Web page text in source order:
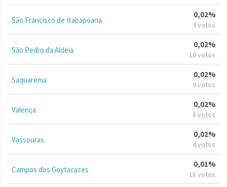
São Francisco de Itabapoana
0,02%
4 votos
São Pedro da Aldeia
0,02%
10 votos
Saquarema
0,02%
9 votos
Valença
0,02%
8 votos
Vassouras
0,02%
4 votos
Campos dos Goytacazes
0,01%
18 votos